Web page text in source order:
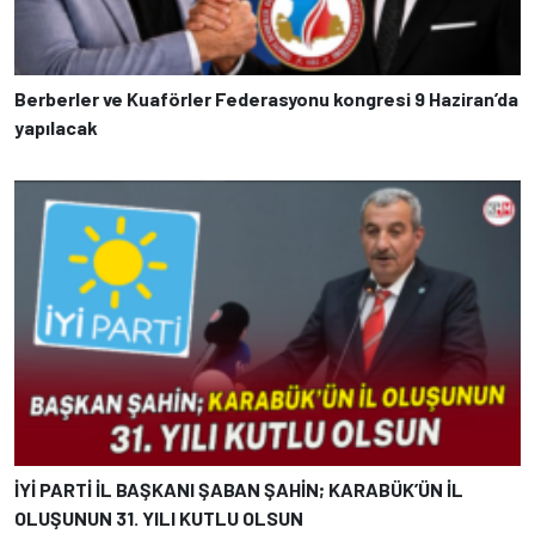
Berberler ve Kuaförler Federasyonu kongresi 9 Haziran’da
yapılacak
İYİ PARTİ İL BAŞKANI ŞABAN ŞAHİN; KARABÜK’ÜN İL
OLUŞUNUN 31. YILI KUTLU OLSUN